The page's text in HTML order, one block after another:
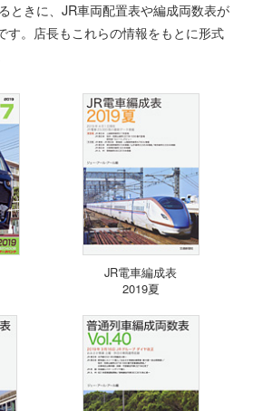
ときに、JR車両配置表や編成両数表が
す。店長もこれらの情報をもとに形式
JR電車編成表
2019夏